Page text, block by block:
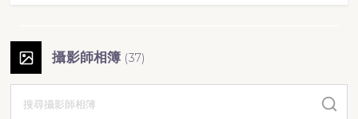
攝影師相簿 (37)